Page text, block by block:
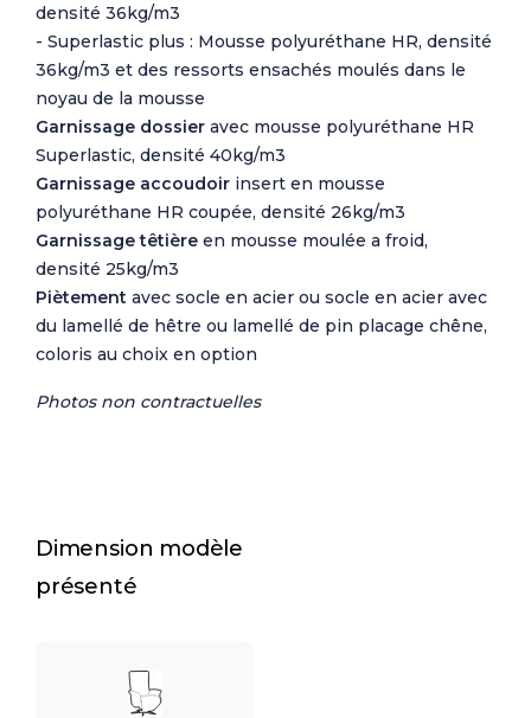
densité 36kg/m3
- Superlastic plus : Mousse polyuréthane HR, densité
36kg/m3 et des ressorts ensachés moulés dans le
noyau de la mousse
Garnissage dossier avec mousse polyuréthane HR
Superlastic, densité 40kg/m3
Garnissage accoudoir insert en mousse
polyuréthane HR coupée, densité 26kg/m3
Garnissage têtière en mousse moulée a froid,
densité 25kg/m3
Piètement avec socle en acier ou socle en acier avec
du lamellé de hêtre ou lamellé de pin placage chêne,
coloris au choix en option
Photos non contractuelles
Dimension modèle
présenté